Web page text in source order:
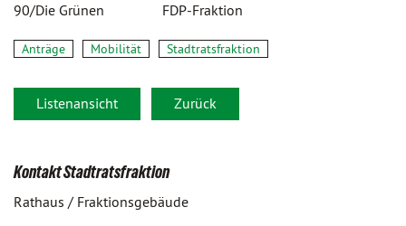
90/Die Grünen FDP-Fraktion
Anträge Mobilität Stadtratsfraktion
Listenansicht Zurück
Kontakt Stadtratsfraktion
Rathaus / Fraktionsgebäude